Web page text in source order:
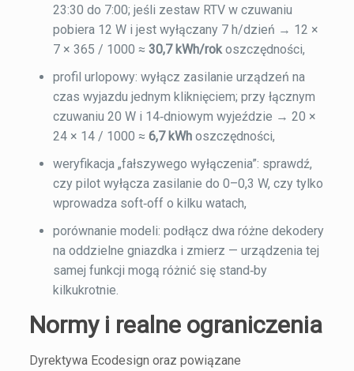
23:30 do 7:00; jeśli zestaw RTV w czuwaniu
pobiera 12 W i jest wyłączany 7 h/dzień → 12 ×
7 × 365 / 1000 ≈ 30,7 kWh/rokoszczędności,
profil urlopowy: wyłącz zasilanie urządzeń na
czas wyjazdu jednym kliknięciem; przy łącznym
czuwaniu 20 W i 14‑dniowym wyjeździe → 20 ×
24 × 14 / 1000 ≈ 6,7 kWhoszczędności,
weryfikacja „fałszywego wyłączenia”: sprawdź,
czy pilot wyłącza zasilanie do 0–0,3 W, czy tylko
wprowadza soft‑off o kilku watach,
porównanie modeli: podłącz dwa różne dekodery
na oddzielne gniazdka i zmierz — urządzenia tej
samej funkcji mogą różnić się stand‑by
kilkukrotnie.
Normy i realne ograniczenia
Dyrektywa Ecodesign oraz powiązane